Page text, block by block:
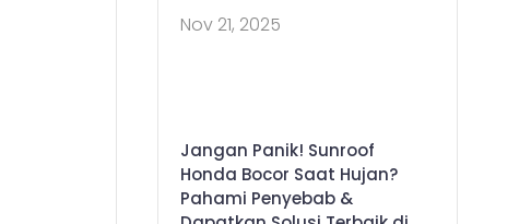
Nov 21, 2025
Jangan Panik! Sunroof
Honda Bocor Saat Hujan?
Pahami Penyebab &